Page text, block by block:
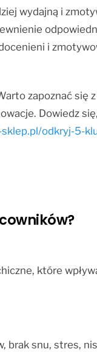
wydajną i
i
zapoznać się
Dowiedz
odkryj-5-
które
brak snu, stres,